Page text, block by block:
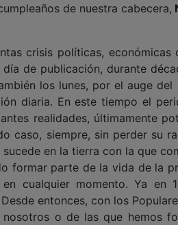
de nuestra cabecera,
crisis políticas,
de publicación, durante
los lunes, por el auge
diaria. En este tiempo el
realidades, últimamente
caso, siempre, sin perder su
en la tierra con la que
formar parte de la vida de la
cualquier momento. Ya en
entonces, con los
o de las que hemos